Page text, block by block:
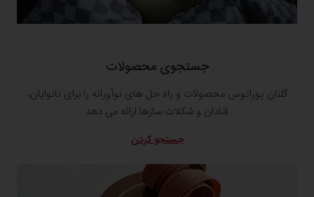
جستجوی محصولات
گلنان پوراتوس محصولات و راه حل های نوآورانه را برای نانوایان،
قنادان و شکلات سازها ارائه می دهد
جستجو کردن